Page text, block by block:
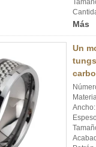
Más
Un